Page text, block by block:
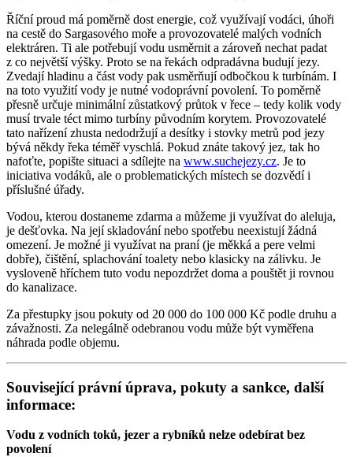
Říční proud má poměrně dost energie, což využívají vodáci, úhoři
na cestě do Sargasového moře a provozovatelé malých vodních
elektráren. Ti ale potřebují vodu usměrnit a zároveň nechat padat
z co největší výšky. Proto se na řekách odpradávna budují jezy.
Zvedají hladinu a část vody pak usměrňují odbočkou k turbínám. I
na toto využití vody je nutné vodoprávní povolení. To poměrně
přesně určuje minimální zůstatkový průtok v řece – tedy kolik vody
musí trvale téct mimo turbíny původním korytem. Provozovatelé
tato nařízení zhusta nedodržují a desítky i stovky metrů pod jezy
bývá někdy řeka téměř vyschlá. Pokud znáte takový jez, tak ho
nafoťte, popište situaci a sdílejte na www.suchejezy.cz. Je to
iniciativa vodáků, ale o problematických místech se dozvědí i
příslušné úřady.
Vodou, kterou dostaneme zdarma a můžeme ji využívat do aleluja,
je dešťovka. Na její skladování nebo spotřebu neexistují žádná
omezení. Je možné ji využívat na praní (je měkká a pere velmi
dobře), čištění, splachování toalety nebo klasicky na zálivku. Je
vysloveně hříchem tuto vodu nepozdržet doma a pouštět ji rovnou
do kanalizace.
Za přestupky jsou pokuty od 20 000 do 100 000 Kč podle druhu a
závažnosti. Za nelegálně odebranou vodu může být vyměřena
náhrada podle objemu.
Související právní úprava, pokuty a sankce, další
informace:
Vodu z vodních toků, jezer a rybníků nelze odebírat bez
povolení